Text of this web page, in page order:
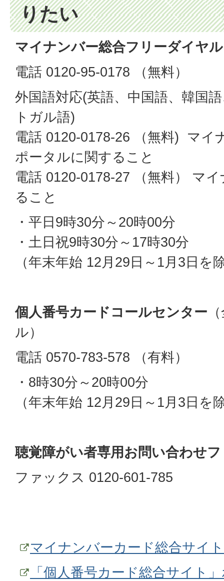
りたい
マイナンバー総合フリーダイヤル
電話 0120-95-0178 （無料）
外国語対応(英語、中国語、韓国
トガル語)
電話 0120-0178-26 （無料) マイ
ポータルに関すること
電話 0120-0178-27 （無料） マ
ること
・平日9時30分～20時00分
・土日祝9時30分～17時30分
（年末年始 12月29日～1月3日を
個人番号カードコールセンター
ル）
電話 0570-783-578 （有料）
・8時30分～20時00分
（年末年始 12月29日～1月3日を
聴覚障がい者専用お問い合わせ
ファックス 0120-601-785
マイナンバーカード総合サイ
「個人番号カード総合サイト